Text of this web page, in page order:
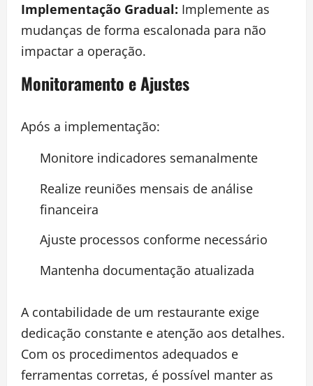
Implementação Gradual: Implemente as
mudanças de forma escalonada para não
impactar a operação.
Monitoramento e Ajustes
Após a implementação:
Monitore indicadores semanalmente
Realize reuniões mensais de análise
financeira
Ajuste processos conforme necessário
Mantenha documentação atualizada
A contabilidade de um restaurante exige
dedicação constante e atenção aos detalhes.
Com os procedimentos adequados e
ferramentas corretas, é possível manter as